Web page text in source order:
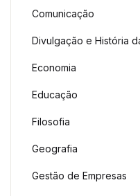
Comunicação
Divulgação e História
Economia
Educação
Filosofia
Geografia
Gestão de Empresas